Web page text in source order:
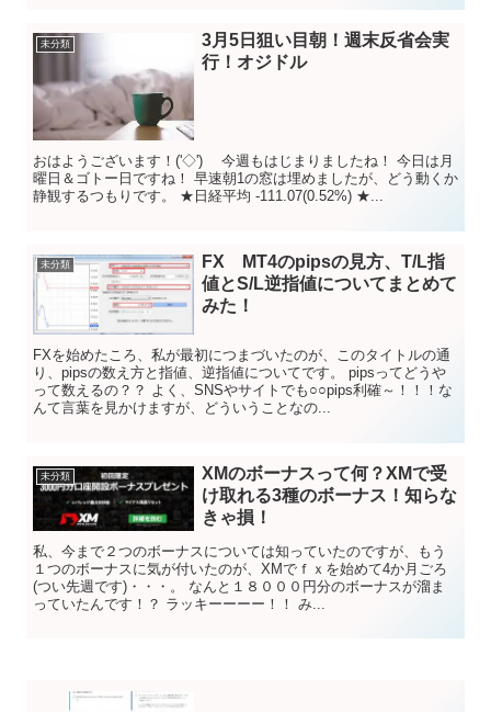
未分類
3月5日狙い目朝！週末反省会実
行！オジドル
おはようございます！('◇')ゞ 今週もはじまりましたね！ 今日は月
曜日＆ゴトー日ですね！ 早速朝1の窓は埋めましたが、どう動くか
静観するつもりです。 ★日経平均 -111.07(0.52%) ★...
未分類
FX MT4のpipsの見方、T/L指
値とS/L逆指値についてまとめて
みた！
FXを始めたころ、私が最初につまづいたのが、このタイトルの通
り、pipsの数え方と指値、逆指値についてです。 pipsってどうや
って数えるの？？ よく、SNSやサイトでも○○pips利確～！！！な
んて言葉を見かけますが、どういうことなの...
未分類
XMのボーナスって何？XMで受
け取れる3種のボーナス！知らな
きゃ損！
私、今まで２つのボーナスについては知っていたのですが、もう
１つのボーナスに気が付いたのが、XMでｆｘを始めて4か月ごろ
(つい先週です)・・・。 なんと１８０００円分のボーナスが溜ま
っていたんです！？ ラッキーーーー！！ み...